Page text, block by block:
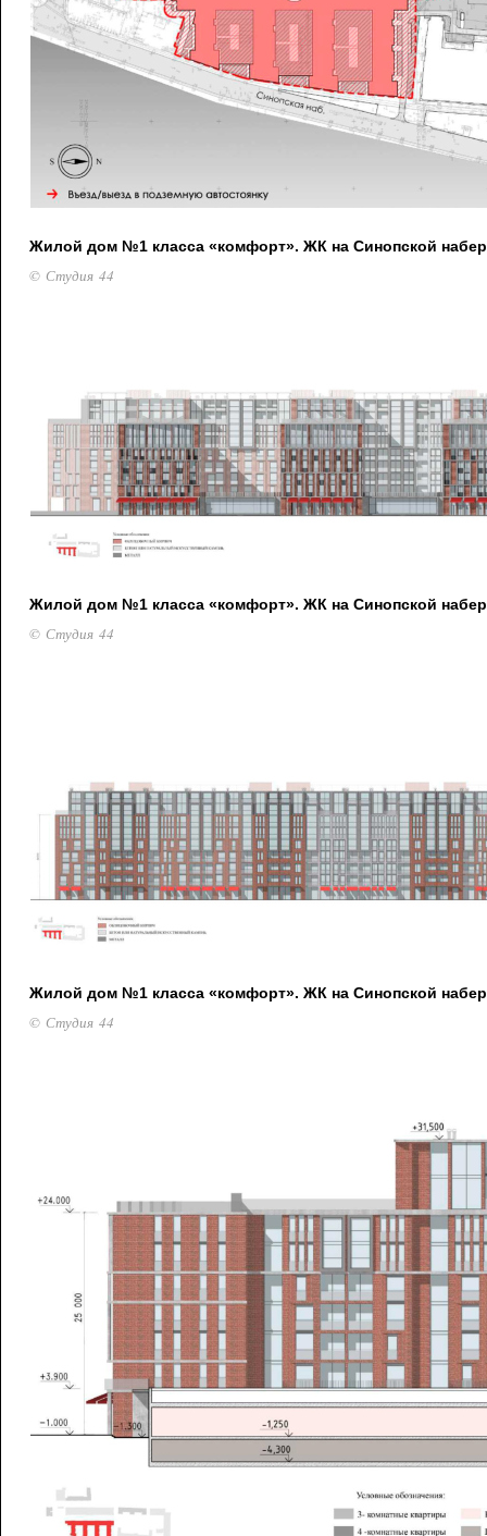
Жилой дом №1 класса «комфорт». ЖК на Синопской
© Студия 44
Жилой дом №1 класса «комфорт». ЖК на Синопской
© Студия 44
Жилой дом №1 класса «комфорт». ЖК на Синопской
© Студия 44